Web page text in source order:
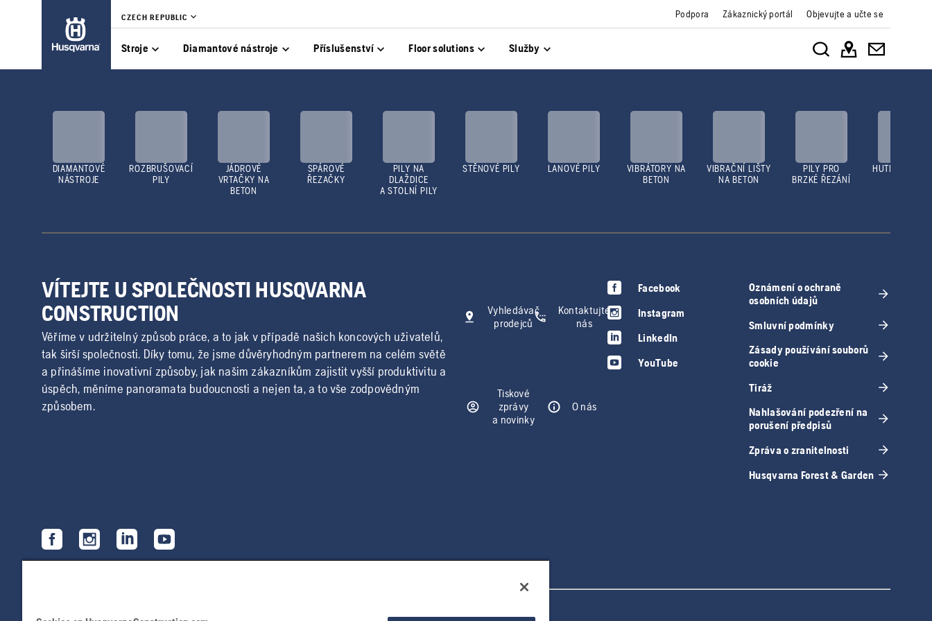
CZECH REPUBLIC Podpora Zákaznický portál Objevujte a učte se
Stroje Diamantové nástroje Příslušenství Floor solutions Služby
DIAMANTOVÉ
NÁSTROJE
ROZBRUŠOVACÍ
PILY
JÁDROVÉ
VRTAČKY NA
BETON
SPÁROVÉ
ŘEZAČKY
PILY NA
DLAŽDICE
A STOLNÍ PILY
STĚNOVÉ PILY LANOVÉ PILY
VIBRÁTORY NA
BETON
VIBRAČNÍ LIŠTY
NA BETON
PILY PRO
BRZKÉ ŘEZÁNÍ
HUTNICÍ
VÍTEJTE U SPOLEČNOSTI HUSQVARNA
CONSTRUCTION
Věříme v udržitelný způsob práce, a to jak v případě našich koncových uživatelů,
tak širší společnosti. Díky tomu, že jsme důvěryhodným partnerem na celém světě
a přinášíme inovativní způsoby, jak našim zákazníkům zajistit vyšší produktivitu a
úspěch, měníme panoramata budoucnosti a nejen ta, a to vše zodpovědným
způsobem.
Vyhledávač
prodejců
Kontaktujte
nás
Tiskové
zprávy
a novinky
O nás
Facebook
Instagram
LinkedIn
YouTube
Oznámení o ochraně
osobních údajů
Smluvní podmínky
Zásady používání souborů
cookie
Tiráž
Nahlašování podezření na
porušení předpisů
Zpráva o zranitelnosti
Husqvarna Forest & Garden